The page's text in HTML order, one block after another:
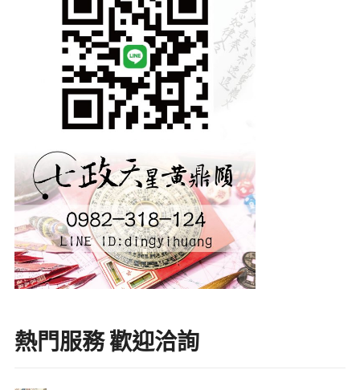
熱門服務 歡迎洽詢